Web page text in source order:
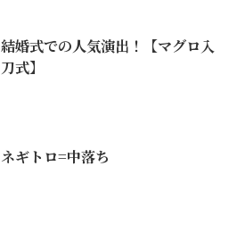
結婚式での人気演出！【マグロ入
刀式】
ネギトロ=中落ち